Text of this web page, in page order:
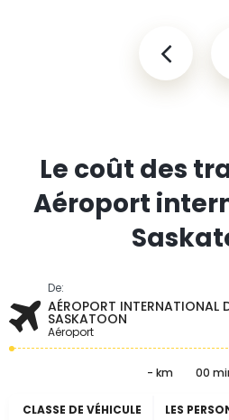
Le coût des
Aéroport
De:
AÉROPORT INTERNATIONAL
SASKATOON
Aéroport
- km 00
CLASSE DE VÉHICULE LES